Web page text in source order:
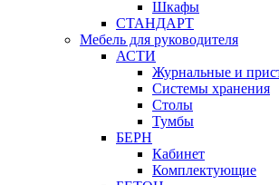
Шкафы
СТАНДАРТ
Мебель для руководителя
АСТИ
Журнальные и
Системы хранения
Столы
Тумбы
БЕРН
Кабинет
Комплектующие